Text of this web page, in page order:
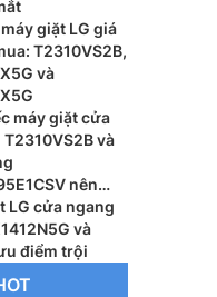
giặt LG giá
T2310VS2B,
và
máy giặt cửa
T2310VS2B và
nên
nào
LG cửa ngang
điểm trội